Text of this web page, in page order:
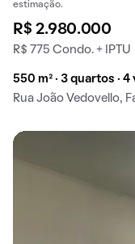
estimação.
R$ 2.980.000
R$ 775 Condo. + IPTU
550 m² · 3 quartos · 4
Rua João Vedovello,